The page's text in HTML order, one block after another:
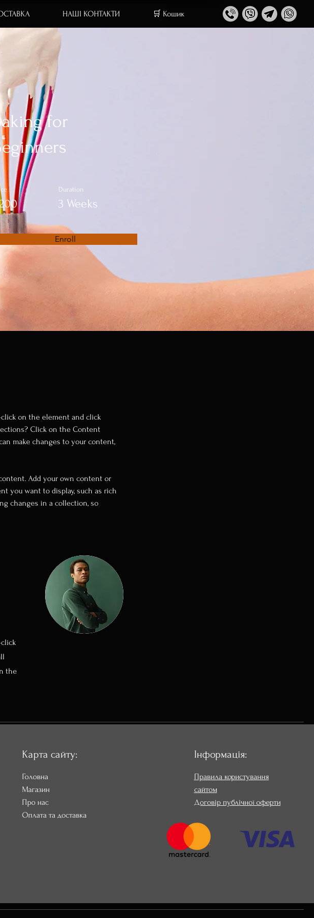
НАШІ КОНТАКТИ 🛒 Кошик
for
Duration
3 Weeks
Enroll
on the element and click
Click on the Content
make changes to your content,
Add your own content or
you want to display, such as rich
changes in a collection, so
the
Карта сайту:
Головна
Магазин
Про нас
Оплата та доставка
Інформація:
Правила користування
сайтом
Договір публічної оферти